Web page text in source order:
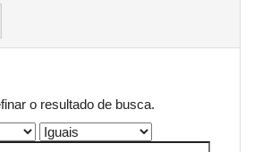
o resultado de busca.